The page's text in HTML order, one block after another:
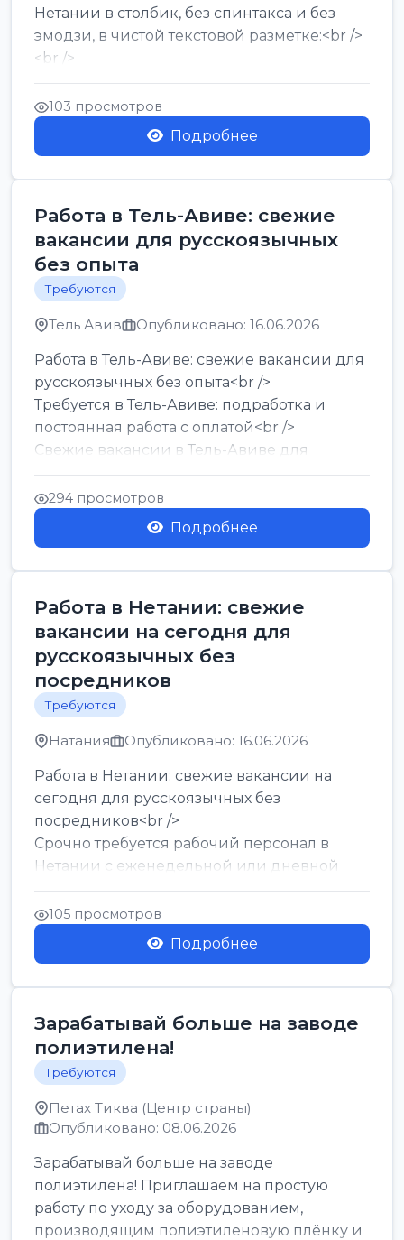
Нетании в столбик, без спинтакса и без
эмодзи, в чистой текстовой разметке:<br />
<br />
Работа в Нетании на мебельном
производстве: требу...
103 просмотров
Подробнее
Работа в Тель-Авиве: свежие
вакансии для русскоязычных
без опыта
Требуются
Тель Авив Опубликовано: 16.06.2026
Работа в Тель-Авиве: свежие вакансии для
русскоязычных без опыта<br />
Требуется в Тель-Авиве: подработка и
постоянная работа с оплатой<br />
Свежие вакансии в Тель-Авиве для
мужчин и женщин от хозя...
294 просмотров
Подробнее
Работа в Нетании: свежие
вакансии на сегодня для
русскоязычных без
посредников
Требуются
Натания Опубликовано: 16.06.2026
Работа в Нетании: свежие вакансии на
сегодня для русскоязычных без
посредников<br />
Срочно требуется рабочий персонал в
Нетании с еженедельной или дневной
оплатой<br />
Свежие вакансии в Нетании дл...
105 просмотров
Подробнее
Зарабатывай больше на заводе
полиэтилена!
Требуются
Петах Тиква (Центр страны)
Опубликовано: 08.06.2026
Зарабатывай больше на заводе
полиэтилена! Приглашаем на простую
работу по уходу за оборудованием,
производящим полиэтиленовую плёнку и